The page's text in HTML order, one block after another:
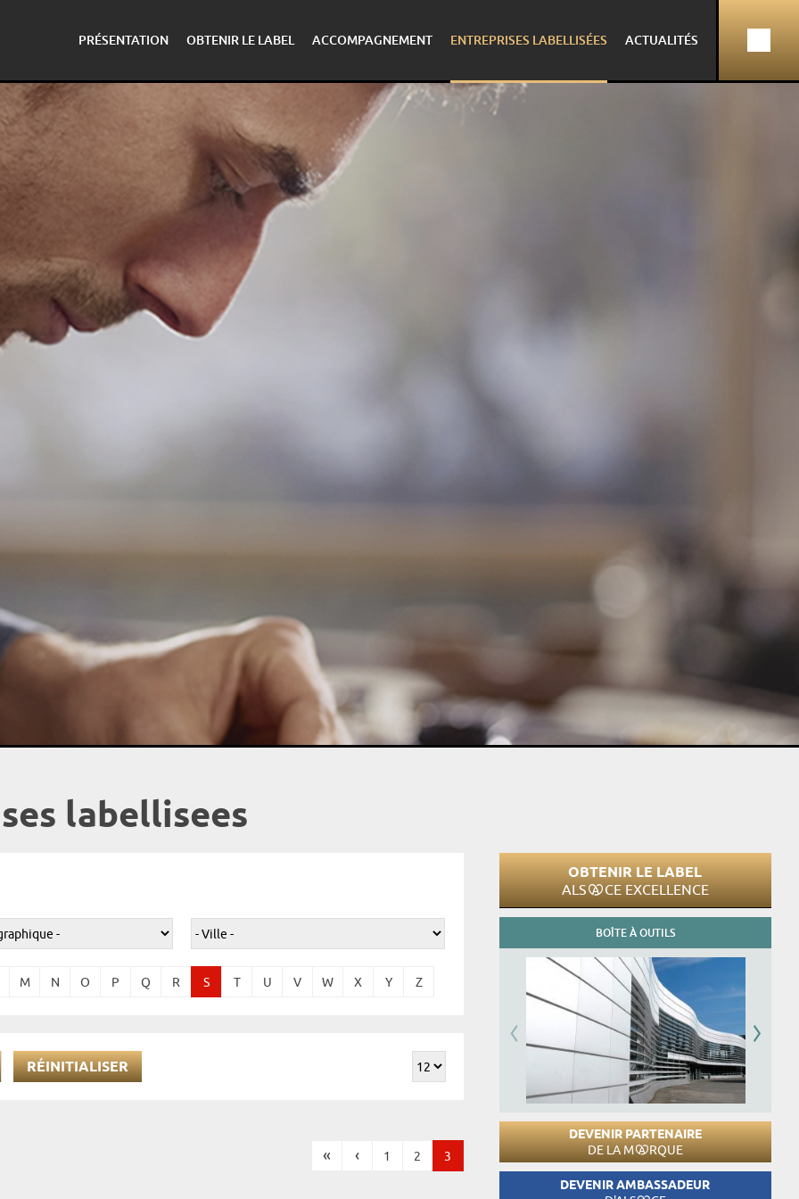
PRÉSENTATION OBTENIR LE LABEL ACCOMPAGNEMENT ENTREPRISES LABELLISÉES ACTUALITÉS
labellisees
M N O P Q R S T U V W X Y Z
RÉINITIALISER
« ‹ 1 2 3
OBTENIR LE LABEL
ALS CE EXCELLENCE
BOÎTE À OUTILS
DEVENIR PARTENAIRE
DE LA M RQUE
DEVENIR AMBASSADEUR